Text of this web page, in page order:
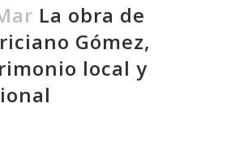
La obra de
Gómez,
local y